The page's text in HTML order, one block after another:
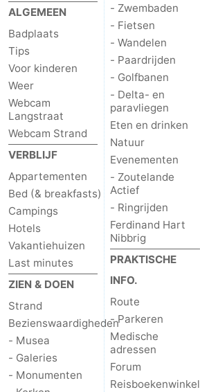
ALGEMEEN
Badplaats
Tips
Voor kinderen
Weer
Webcam
Langstraat
Webcam Strand
VERBLIJF
Appartementen
Bed (& breakfasts)
Campings
Hotels
Vakantiehuizen
Last minutes
ZIEN & DOEN
Strand
Bezienswaardigheden
- Musea
- Galeries
- Monumenten
- Zwembaden
- Fietsen
- Wandelen
- Paardrijden
- Golfbanen
- Delta- en
paravliegen
Eten en drinken
Natuur
Evenementen
- Zoutelande
Actief
- Ringrijden
Ferdinand Hart
Nibbrig
PRAKTISCHE
INFO.
Route
- Parkeren
Medische
adressen
Forum
Reisboekenwinkel